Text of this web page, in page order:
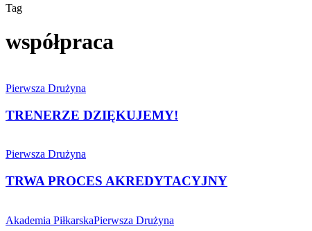
Tag
współpraca
DZIĘKUJEMY!
Pierwsza Drużyna
TRENERZE DZIĘKUJEMY!
PROCES
Pierwsza Drużyna
TRWA PROCES AKREDYTACYJNY
MIŁKOWSKI
Akademia PiłkarskaPierwsza Drużyna